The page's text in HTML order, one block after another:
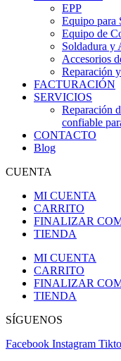
EPP
Equipo para
Equipo de
Soldadura y
Accesorios
Reparación
FACTURACIÓN
SERVICIOS
Reparación
confiable
CONTACTO
Blog
CUENTA
MI CUENTA
CARRITO
FINALIZAR
TIENDA
MI CUENTA
CARRITO
FINALIZAR
TIENDA
SÍGUENOS
Facebook Instagram